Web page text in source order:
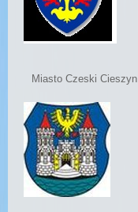
Miasto Czeski Cieszyn